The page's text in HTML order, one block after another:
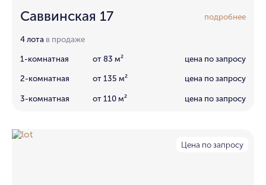
Саввинская 17 подробнее
4 лота в продаже
1-комнатная от 83 м² цена по запросу
2-комнатная от 135 м² цена по запросу
3-комнатная от 110 м² цена по запросу
Цена по запросу